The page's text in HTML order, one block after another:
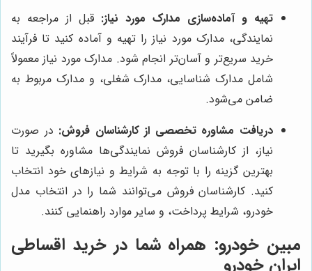
تهیه و آماده‌سازی مدارک مورد نیاز: قبل از مراجعه به
نمایندگی، مدارک مورد نیاز را تهیه و آماده کنید تا فرآیند
خرید سریع‌تر و آسان‌تر انجام شود. مدارک مورد نیاز معمولاً
شامل مدارک شناسایی، مدارک شغلی، و مدارک مربوط به
ضامن می‌شود.
دریافت مشاوره تخصصی از کارشناسان فروش: در صورت
نیاز، از کارشناسان فروش نمایندگی‌ها مشاوره بگیرید تا
بهترین گزینه را با توجه به شرایط و نیازهای خود انتخاب
کنید. کارشناسان فروش می‌توانند شما را در انتخاب مدل
خودرو، شرایط پرداخت، و سایر موارد راهنمایی کنند.
مبین خودرو: همراه شما در خرید اقساطی
ایران خودرو